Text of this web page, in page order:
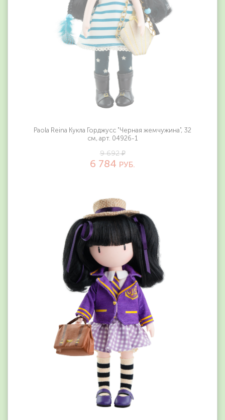
Paola Reina Кукла Горджусс "Черная жемчужина", 32
см, арт. 04926-1
9 692 ₽
6 784 РУБ.